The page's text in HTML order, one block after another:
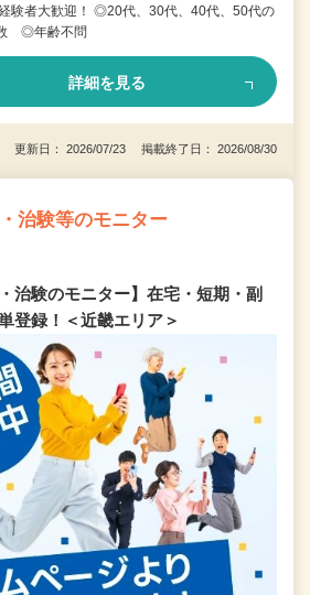
験者大歓迎！ ◎20代、30代、40代、50代の
◎年齢不問
詳細を見る
更新日： 2026/07/23 掲載終了日： 2026/08/30
治験等のモニター
治験のモニター】在宅・短期・副
登録！＜近畿エリア＞